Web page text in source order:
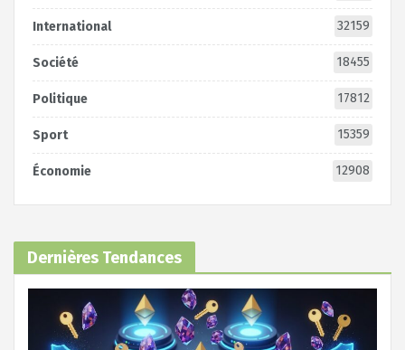
International 32159
Société 18455
Politique 17812
Sport 15359
Économie 12908
Dernières Tendances